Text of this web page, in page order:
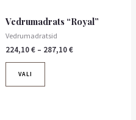
Vedrumadrats “Royal”
Vedrumadratsid
224,10€ – 287,10€
VALI